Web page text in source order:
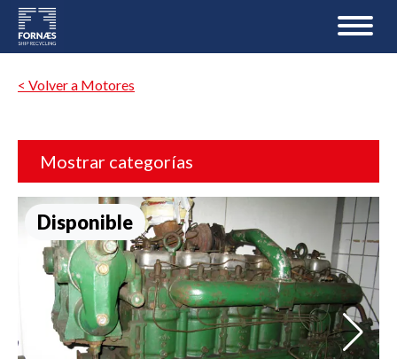
< Volver a Motores
Mostrar categorías
Disponible